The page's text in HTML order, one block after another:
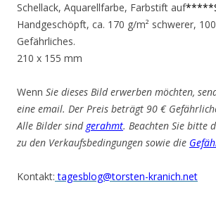
Schellack, Aquarellfarbe, Farbstift auf
Handgeschöpft, ca. 170 g/m² schwerer,
Gefährliches.
210 x 155 mm
Wenn Sie dieses Bild erwerben möchten,
eine email. Der Preis beträgt 90 €
Alle Bilder sind gerahmt. Beachten Sie bitte
zu den Verkaufsbedingungen sowie die
Kontakt: tagesblog@torsten-kranich.net